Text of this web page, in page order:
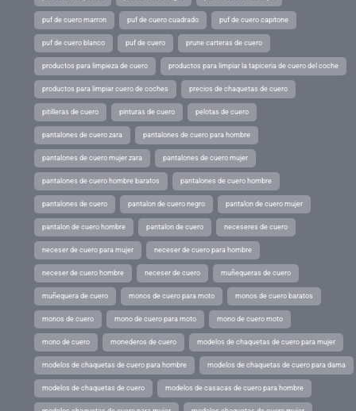
puf de cuero marron puf de cuero cuadrado puf de cuero capitone
puf de cuero blanco puf de cuero prune carteras de cuero
productos para limpieza de cuero productos para limpiar la tapiceria de cuero del coche
productos para limpiar cuero de coches precios de chaquetas de cuero
pitilleras de cuero pinturas de cuero pelotas de cuero
pantalones de cuero zara pantalones de cuero para hombre
pantalones de cuero mujer zara pantalones de cuero mujer
pantalones de cuero hombre baratos pantalones de cuero hombre
pantalones de cuero pantalon de cuero negro pantalon de cuero mujer
pantalon de cuero hombre pantalon de cuero neceseres de cuero
neceser de cuero para mujer neceser de cuero para hombre
neceser de cuero hombre neceser de cuero muñequeras de cuero
muñequera de cuero monos de cuero para moto monos de cuero baratos
monos de cuero mono de cuero para moto mono de cuero moto
mono de cuero monederos de cuero modelos de chaquetas de cuero para mujer
modelos de chaquetas de cuero para hombre modelos de chaquetas de cuero para dama
modelos de chaquetas de cuero modelos de casacas de cuero para hombre